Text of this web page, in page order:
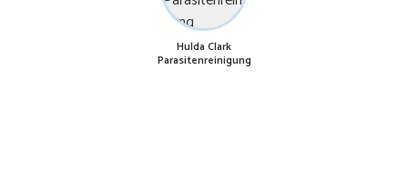
Hulda Clark
Parasitenreinigung